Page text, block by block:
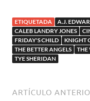
ETIQUETADA A.J.
CALEB LANDRY JONES
FRIDAY'S CHILD
KNIGHT
THE BETTER ANGELS
THE
TYE SHERIDAN
ARTÍCULO